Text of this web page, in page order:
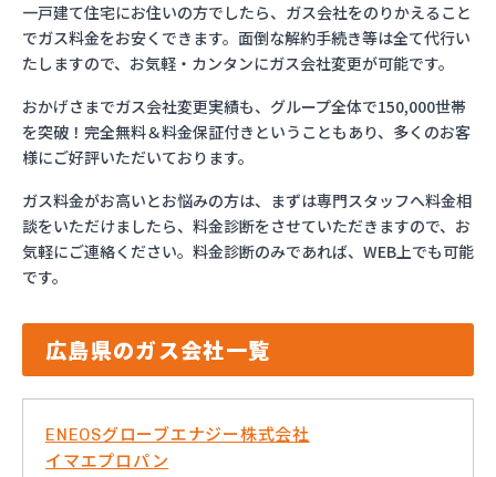
一戸建て住宅にお住いの方でしたら、ガス会社をのりかえること
でガス料金をお安くできます。面倒な解約手続き等は全て代行い
たしますので、お気軽・カンタンにガス会社変更が可能です。
おかげさまでガス会社変更実績も、グループ全体で150,000世帯
を突破！完全無料＆料金保証付きということもあり、多くのお客
様にご好評いただいております。
ガス料金がお高いとお悩みの方は、まずは専門スタッフへ料金相
談をいただけましたら、料金診断をさせていただきますので、お
気軽にご連絡ください。料金診断のみであれば、WEB上でも可能
です。
広島県のガス会社一覧
ENEOSグローブエナジー株式会社
イマエプロパン